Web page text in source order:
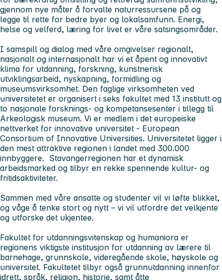
gjennom nye måter å forvalte naturressursene på og
legge til rette for bedre byer og lokalsamfunn. Energi,
helse og velferd, læring for livet er våre satsingsområder.
I samspill og dialog med våre omgivelser regionalt,
nasjonalt og internasjonalt har vi et åpent og innovativt
klima for utdanning, forskning, kunstnerisk
utviklingsarbeid, nyskapning, formidling og
museumsvirksomhet. Den faglige virksomheten ved
universitetet er organisert i seks fakultet med 13 institutt og
to nasjonale forsknings- og kompetansesenter i tillegg til
Arkeologisk museum. Vi er medlem i det europeiske
nettverket for innovative universitet - European
Consortium of Innovative Universities. Universitetet ligger i
den mest attraktive regionen i landet med 300.000
innbyggere. Stavangerregionen har et dynamisk
arbeidsmarked og tilbyr en rekke spennende kultur- og
fritidsaktiviteter.
Sammen med våre ansatte og studenter vil vi løfte blikket,
og våge å tenke stort og nytt – vi vil utfordre det velkjente
og utforske det ukjentee.
Fakultet for utdanningsvitenskap og humaniora er
regionens viktigste institusjon for utdanning av lærere til
barnehage, grunnskole, videregående skole, høyskole og
universitet. Fakultetet tilbyr også grunnutdanning innenfor
idrett, språk, religion, historie, samt åtte